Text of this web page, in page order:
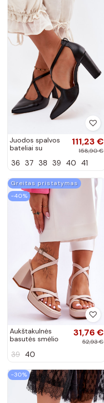
Juodos spalvos
bateliai su
juostelėmis
111,23 €
158,90 €
36 37 38 39 40 41
Greitas pristatymas
−40%
Aukštakulnės
basutės smėlio
Rose
31,76 €
52,93 €
39 40
−30%